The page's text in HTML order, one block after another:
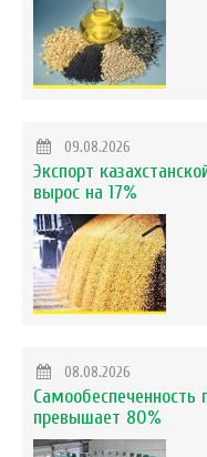
09.08.2026
Экспорт
вырос на 17%
08.08.2026
Самообеспеченность
превышает 80%